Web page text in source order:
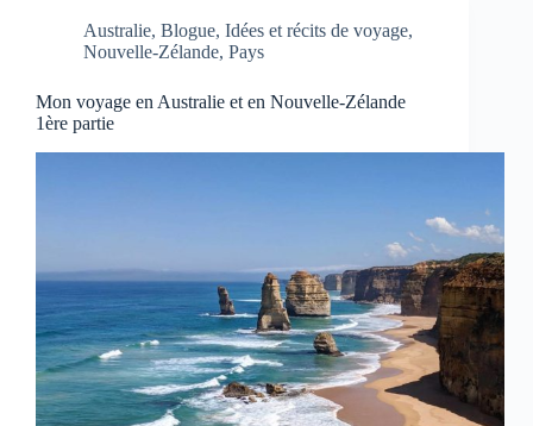
Australie, Blogue, Idées et récits de voyage,
Nouvelle-Zélande, Pays
Mon voyage en Australie et en Nouvelle-Zélande
1ère partie